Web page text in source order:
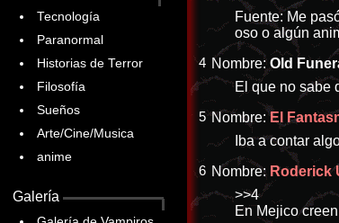
Tecnología
Paranormal
Historias de Terror
Filosofía
Sueños
Arte/Cine/Musica
anime
Galería
Fuente: Me
oso o algún
4 Nombre:Old
El que no sabe
5 Nombre:El
Iba a contar
6 Nombre: Roderick
>>4
En Mejico